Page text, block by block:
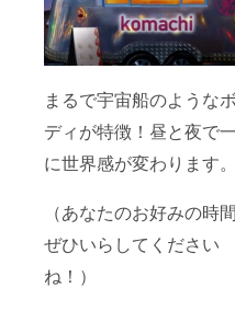
まるで宇宙船のようなボ
ディが特徴！昼と夜で
に世界感が変わります。
（あなたのお好みの時
ぜひいらしてください
ね！）